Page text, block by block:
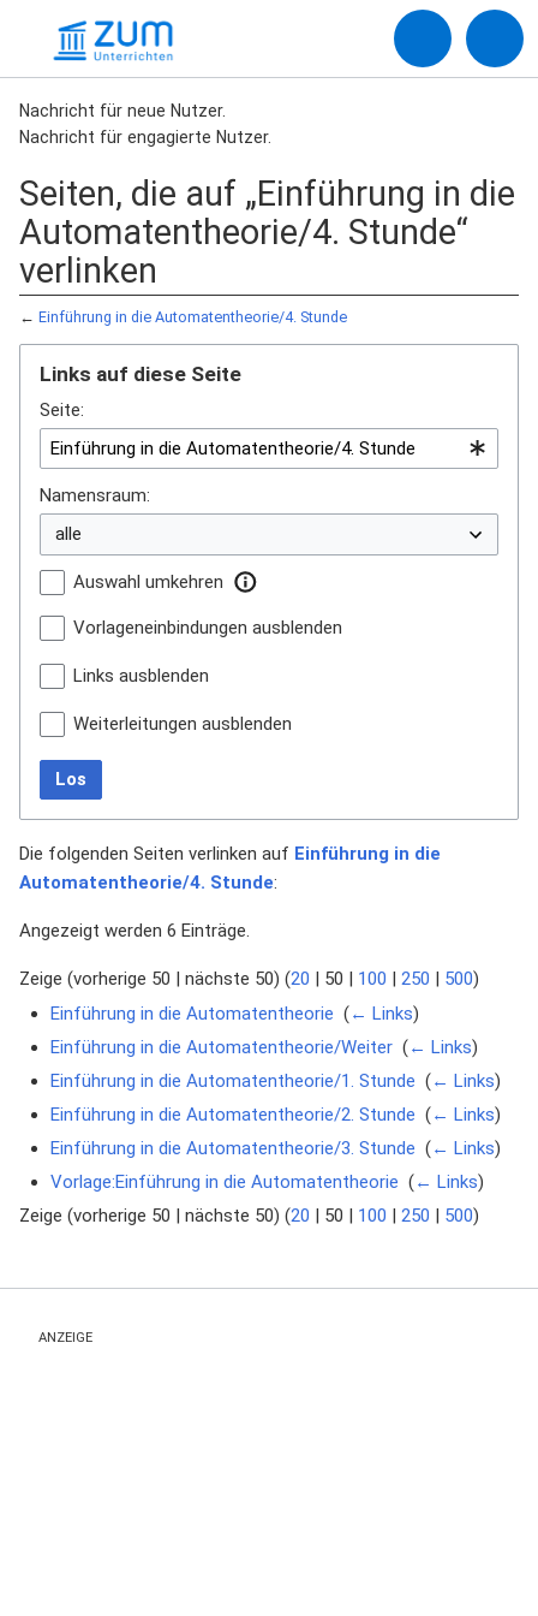
Nachricht für neue Nutzer.
Nachricht für engagierte Nutzer.
Seiten, die auf „Einführung in die
Automatentheorie/4. Stunde“
verlinken
← Einführung in die Automatentheorie/4. Stunde
Links auf diese Seite
Seite:
Namensraum:
Auswahl umkehren
Vorlageneinbindungen ausblenden
Links ausblenden
Weiterleitungen ausblenden
Los
Die folgenden Seiten verlinken auf Einführung in die
Automatentheorie/4. Stunde:
Angezeigt werden 6 Einträge.
Zeige (vorherige 50 nächste 50) (20 50 100 250 500)
Einführung in die Automatentheorie (← Links)
Einführung in die Automatentheorie/Weiter‎ (← Links)
Einführung in die Automatentheorie/1. Stunde (← Links)
Einführung in die Automatentheorie/2. Stunde (← Links)
Einführung in die Automatentheorie/3. Stunde (← Links)
Vorlage:Einführung in die Automatentheorie (← Links)
Zeige (vorherige 50 | nächste 50) (20 | 50 | 100 | 250 | 500)
ANZEIGE